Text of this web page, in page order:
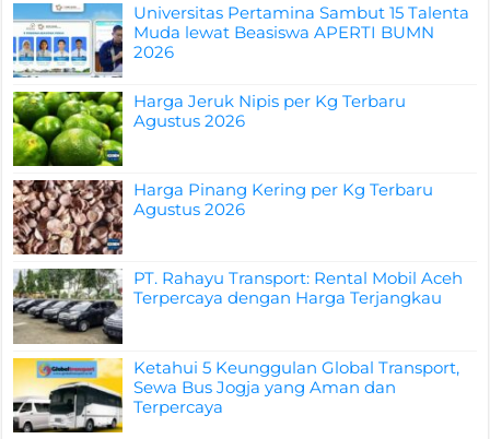
Universitas Pertamina Sambut 15 Talenta
Muda lewat Beasiswa APERTI BUMN
2026
Harga Jeruk Nipis per Kg Terbaru
Agustus 2026
Harga Pinang Kering per Kg Terbaru
Agustus 2026
PT. Rahayu Transport: Rental Mobil Aceh
Terpercaya dengan Harga Terjangkau
Ketahui 5 Keunggulan Global Transport,
Sewa Bus Jogja yang Aman dan
Terpercaya